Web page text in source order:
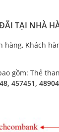
TẠI NHÀ
Khách
gồm: Thẻ
457451,